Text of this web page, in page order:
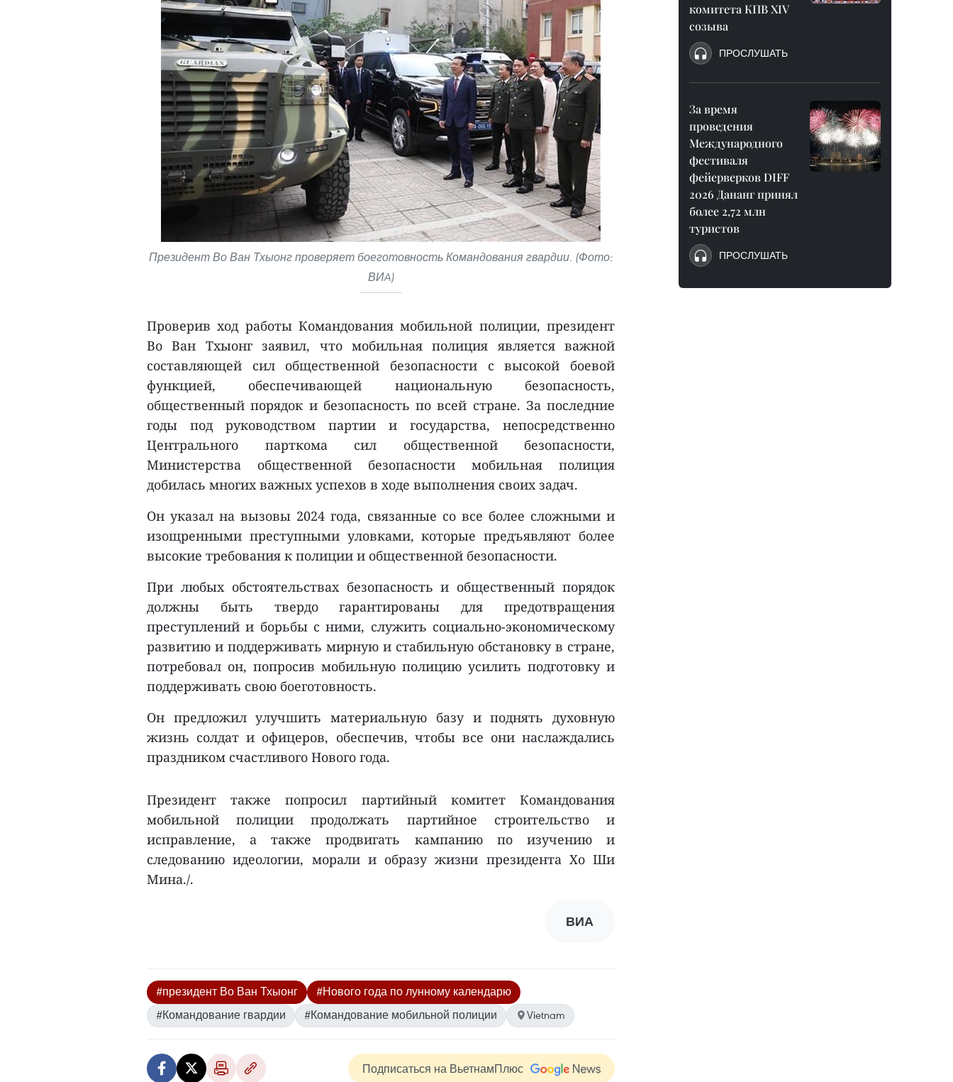
Президент Во Ван Тхыонг проверяет боеготовность Командования гвардии. (Фото:
ВИA)
Проверив ход работы Командования мобильной полиции, президент
Во Ван Тхыонг заявил, что мобильная полиция является важной
составляющей сил общественной безопасности с высокой боевой
функцией, обеспечивающей национальную безопасность,
общественный порядок и безопасность по всей стране. За последние
годы под руководством партии и государства, непосредственно
Центрального парткома сил общественной безопасности,
Министерства общественной безопасности мобильная полиция
добилась многих важных успехов в ходе выполнения своих задач.
Он указал на вызовы 2024 года, связанные со все более сложными и
изощренными преступными уловками, которые предъявляют более
высокие требования к полиции и общественной безопасности.
При любых обстоятельствах безопасность и общественный порядок
должны быть твердо гарантированы для предотвращения
преступлений и борьбы с ними, служить социально-экономическому
развитию и поддерживать мирную и стабильную обстановку в стране,
потребовал он, попросив мобильную полицию усилить подготовку и
поддерживать свою боеготовность.
Он предложил улучшить материальную базу и поднять духовную
жизнь солдат и офицеров, обеспечив, чтобы все они наслаждались
праздником счастливого Нового года.
Президент также попросил партийный комитет Командования
мобильной полиции продолжать партийное строительство и
исправление, а также продвигать кампанию по изучению и
следованию идеологии, морали и образу жизни президента Хо Ши
Мина./.
ВИА
#президент Во Ван Тхыонг
#Нового года по лунному календарю
#Командование гвардии
#Командование мобильной полиции Vietnam
Подписаться на ВьетнамПлюс
комитета КПВ XIV
созыва
ПРОСЛУШАТЬ
За время
проведения
Международного
фестиваля
фейерверков DIFF
2026 Дананг принял
более 2,72 млн
туристов
ПРОСЛУШАТЬ